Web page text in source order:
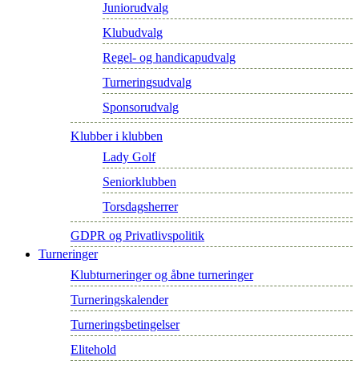
Juniorudvalg
Klubudvalg
Regel- og handicapudvalg
Turneringsudvalg
Sponsorudvalg
Klubber i klubben
Lady Golf
Seniorklubben
Torsdagsherrer
GDPR og Privatlivspolitik
Turneringer
Klubturneringer og åbne turneringer
Turneringskalender
Turneringsbetingelser
Elitehold